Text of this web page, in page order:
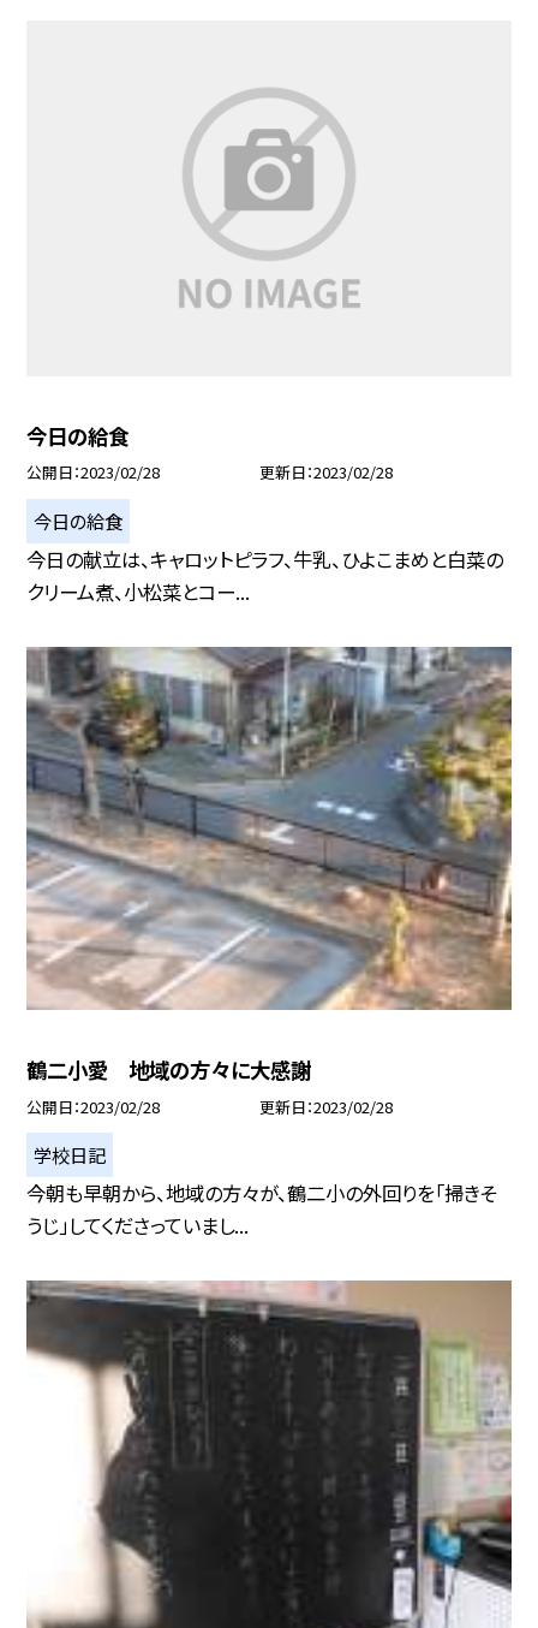
今日の給食
公開日 2023/02/28 更新日 2023/02/28
今日の給食
今日の献立は、キャロットピラフ、牛乳、ひよこまめと白菜の
クリーム煮、小松菜とコー...
鶴二小愛 地域の方々に大感謝
公開日 2023/02/28 更新日 2023/02/28
学校日記
今朝も早朝から、地域の方々が、鶴二小の外回りを「掃きそ
うじ」してくださっていまし...